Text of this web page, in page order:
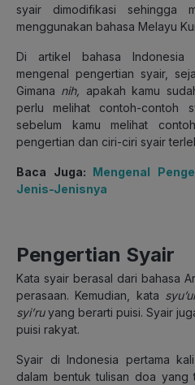
syair dimodifikasi sehingga
menggunakan bahasa Melayu
Di artikel bahasa Indonesia
mengenal pengertian syair,
Gimana nih, apakah kamu
perlu melihat contoh-contoh
sebelum kamu melihat
pengertian dan ciri-ciri syair
Baca Juga: Mengenal
Jenis-Jenisnya
Pengertian Syair
Kata syair berasal dari bahasa
perasaan. Kemudian, kata
syi’ruyang berarti puisi. Syair
puisi rakyat.
Syair di Indonesia pertama
dalam bentuk tulisan doa